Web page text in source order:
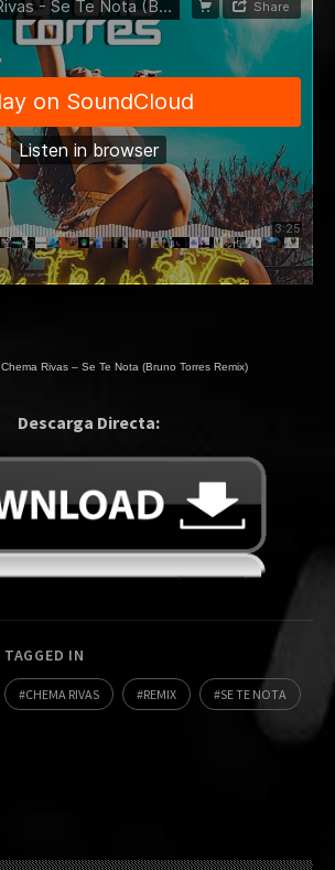
Chema Rivas – Se Te Nota (Bruno Torres Remix)
Descarga Directa:
TAGGED IN
CHEMA RIVAS REMIX SE TE NOTA